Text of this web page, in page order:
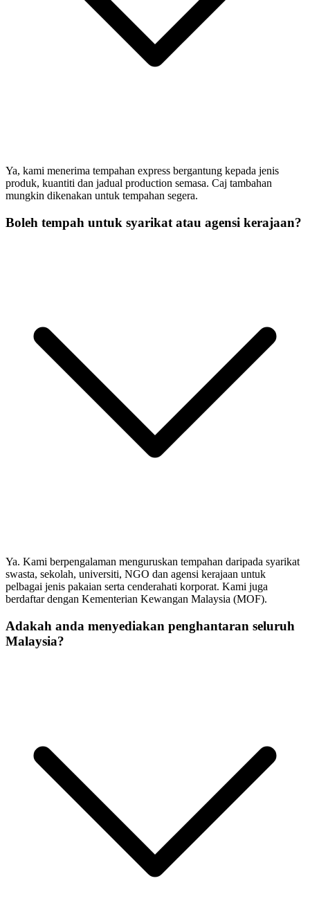
Ya, kami menerima tempahan express bergantung kepada jenis
produk, kuantiti dan jadual production semasa. Caj tambahan
mungkin dikenakan untuk tempahan segera.
Boleh tempah untuk syarikat atau agensi kerajaan?
Ya. Kami berpengalaman menguruskan tempahan daripada syarikat
swasta, sekolah, universiti, NGO dan agensi kerajaan untuk
pelbagai jenis pakaian serta cenderahati korporat. Kami juga
berdaftar dengan Kementerian Kewangan Malaysia (MOF).
Adakah anda menyediakan penghantaran seluruh
Malaysia?